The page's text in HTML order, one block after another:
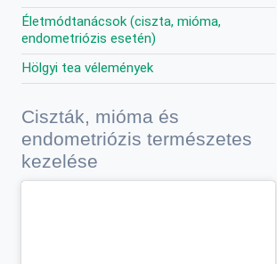
Életmódtanácsok (ciszta, mióma,
endometriózis esetén)
Hölgyi tea vélemények
Ciszták, mióma és
endometriózis természetes
kezelése